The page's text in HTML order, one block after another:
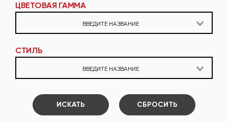
ЦВЕТОВАЯ ГАММА
СТИЛЬ
ИСКАТЬ СБРОСИТЬ